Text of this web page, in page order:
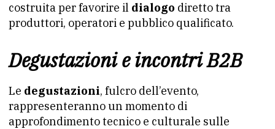
costruita per favorire il dialogo diretto tra
produttori, operatori e pubblico qualificato.
Degustazioni e incontri B2B
Le degustazioni, fulcro dell’evento,
rappresenteranno un momento di
approfondimento tecnico e culturale sulle